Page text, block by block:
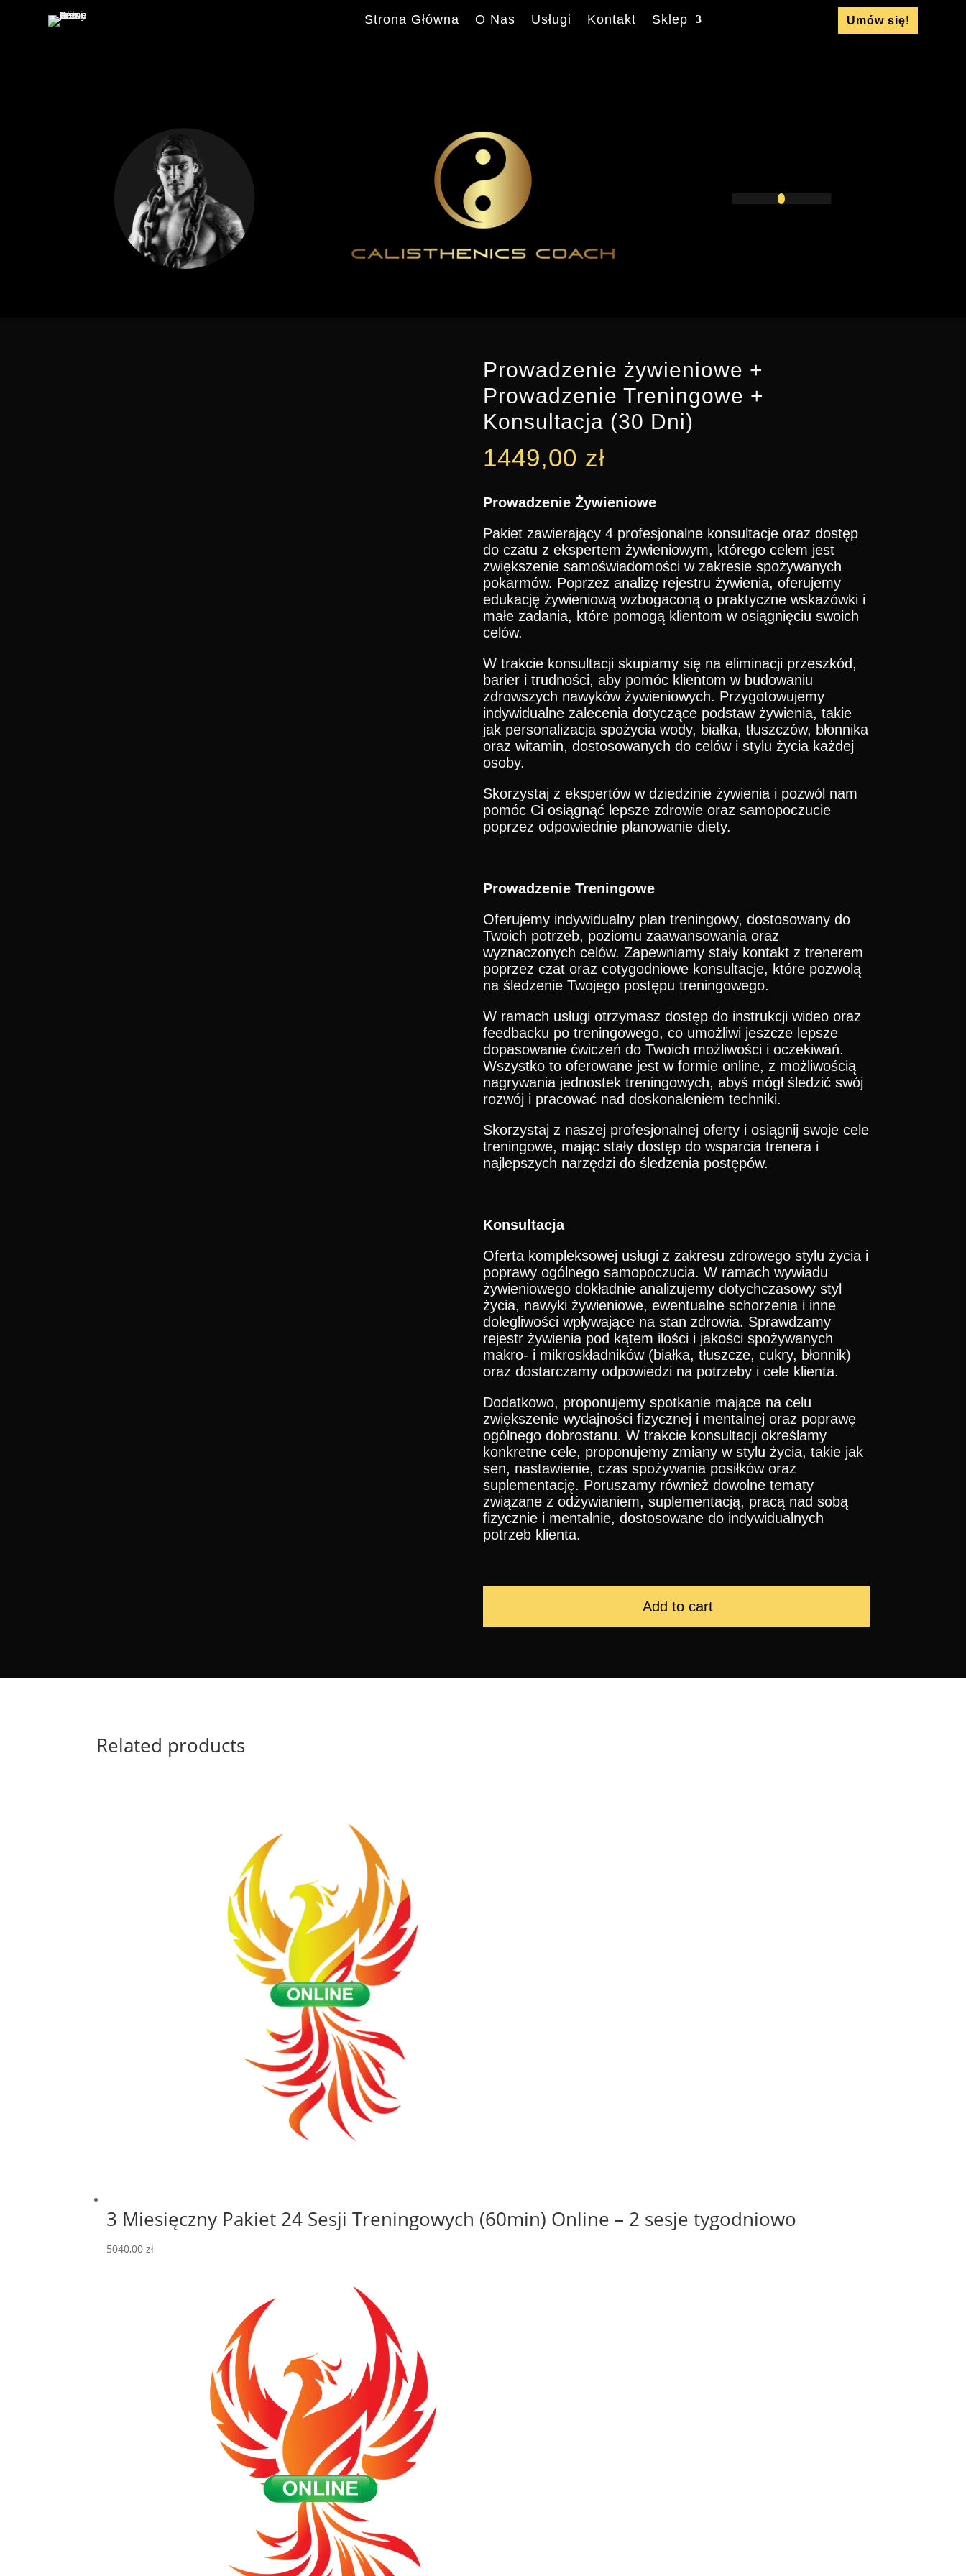
Strona Główna O Nas Usługi Kontakt Sklep Umów się!
Prowadzenie żywieniowe +
Prowadzenie Treningowe +
Konsultacja (30 Dni)
1449,00 zł
Prowadzenie Żywieniowe
Pakiet zawierający 4 profesjonalne konsultacje oraz dostęp
do czatu z ekspertem żywieniowym, którego celem jest
zwiększenie samoświadomości w zakresie spożywanych
pokarmów. Poprzez analizę rejestru żywienia, oferujemy
edukację żywieniową wzbogaconą o praktyczne wskazówki i
małe zadania, które pomogą klientom w osiągnięciu swoich
celów.
W trakcie konsultacji skupiamy się na eliminacji przeszkód,
barier i trudności, aby pomóc klientom w budowaniu
zdrowszych nawyków żywieniowych. Przygotowujemy
indywidualne zalecenia dotyczące podstaw żywienia, takie
jak personalizacja spożycia wody, białka, tłuszczów, błonnika
oraz witamin, dostosowanych do celów i stylu życia każdej
osoby.
Skorzystaj z ekspertów w dziedzinie żywienia i pozwól nam
pomóc Ci osiągnąć lepsze zdrowie oraz samopoczucie
poprzez odpowiednie planowanie diety.
Prowadzenie Treningowe
Oferujemy indywidualny plan treningowy, dostosowany do
Twoich potrzeb, poziomu zaawansowania oraz
wyznaczonych celów. Zapewniamy stały kontakt z trenerem
poprzez czat oraz cotygodniowe konsultacje, które pozwolą
na śledzenie Twojego postępu treningowego.
W ramach usługi otrzymasz dostęp do instrukcji wideo oraz
feedbacku po treningowego, co umożliwi jeszcze lepsze
dopasowanie ćwiczeń do Twoich możliwości i oczekiwań.
Wszystko to oferowane jest w formie online, z możliwością
nagrywania jednostek treningowych, abyś mógł śledzić swój
rozwój i pracować nad doskonaleniem techniki.
Skorzystaj z naszej profesjonalnej oferty i osiągnij swoje cele
treningowe, mając stały dostęp do wsparcia trenera i
najlepszych narzędzi do śledzenia postępów.
Konsultacja
Oferta kompleksowej usługi z zakresu zdrowego stylu życia i
poprawy ogólnego samopoczucia. W ramach wywiadu
żywieniowego dokładnie analizujemy dotychczasowy styl
życia, nawyki żywieniowe, ewentualne schorzenia i inne
dolegliwości wpływające na stan zdrowia. Sprawdzamy
rejestr żywienia pod kątem ilości i jakości spożywanych
makro- i mikroskładników (białka, tłuszcze, cukry, błonnik)
oraz dostarczamy odpowiedzi na potrzeby i cele klienta.
Dodatkowo, proponujemy spotkanie mające na celu
zwiększenie wydajności fizycznej i mentalnej oraz poprawę
ogólnego dobrostanu. W trakcie konsultacji określamy
konkretne cele, proponujemy zmiany w stylu życia, takie jak
sen, nastawienie, czas spożywania posiłków oraz
suplementację. Poruszamy również dowolne tematy
związane z odżywianiem, suplementacją, pracą nad sobą
fizycznie i mentalnie, dostosowane do indywidualnych
potrzeb klienta.
Add to cart
Related products
3 Miesięczny Pakiet 24 Sesji Treningowych (60min) Online – 2 sesje tygodniowo
5040,00zł